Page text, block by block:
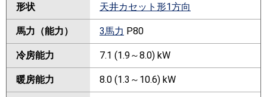
形状 天井カセット形1方向
馬力（能力） 3馬力 P80
冷房能力 7.1 (1.9～8.0) kW
暖房能力 8.0 (1.3～10.6) kW